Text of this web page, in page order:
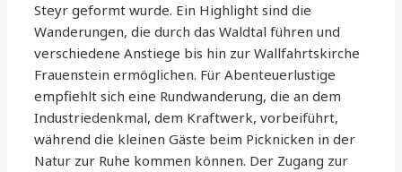
Steyr geformt wurde. Ein Highlight sind die
Wanderungen, die durch das Waldtal führen und
verschiedene Anstiege bis hin zur Wallfahrtskirche
Frauenstein ermöglichen. Für Abenteuerlustige
empfiehlt sich eine Rundwanderung, die an dem
Industriedenkmal, dem Kraftwerk, vorbeiführt,
während die kleinen Gäste beim Picknicken in der
Natur zur Ruhe kommen können. Der Zugang zur